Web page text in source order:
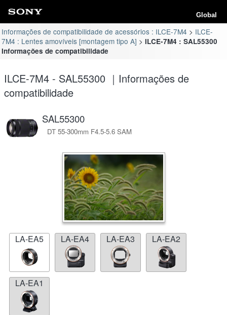
Global
Informações de compatibilidade de acessórios : ILCE-7M4
ILCE-
7M4 : Lentes amovíveis [montagem tipo A]
ILCE-7M4 : SAL55300
Informações de compatibilidade
ILCE-7M4 - SAL55300 ｜Informações de
compatibilidade
SAL55300
DT 55-300mm F4.5-5.6 SAM
LA-EA5 LA-EA4 LA-EA3 LA-EA2
LA-EA1